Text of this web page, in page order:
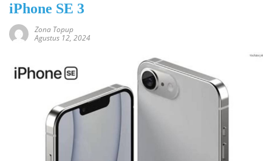
iPhone SE 3
Zona Topup
Agustus 12, 2024